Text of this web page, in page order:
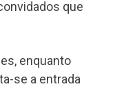
que
enquanto
se a entrada